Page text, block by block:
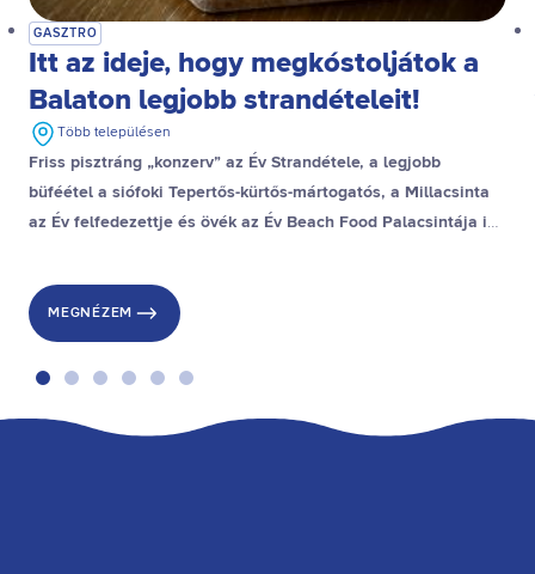
GASZTRO
Itt az ideje, hogy megkóstoljátok a
Balaton legjobb strandételeit!
Több településen
Friss pisztráng „konzerv” az Év Strandétele, a legjobb
büféétel a siófoki Tepertős-kürtős-mártogatós, a Millacsinta
az Év felfedezettje és övék az Év Beach Food Palacsintája is,
MEGNÉZEM